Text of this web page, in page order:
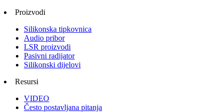
Proizvodi
Silikonska tipkovnica
Audio pribor
LSR proizvodi
Pasivni radijator
Silikonski dijelovi
Resursi
VIDEO
Često postavljana pitanja